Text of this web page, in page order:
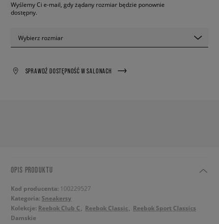
Wyślemy Ci e-mail, gdy żądany rozmiar będzie ponownie
dostępny.
Wybierz rozmiar
SPRAWDŹ DOSTĘPNOŚĆ W SALONACH
OPIS PRODUKTU
Kod producenta: 100229527
Kategoria: Sneakersy
Kolekcje: Reebok Club C Reebok Classic
Reebok Sport Classics
Damskie